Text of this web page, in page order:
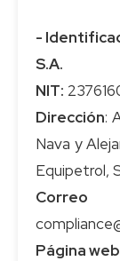
-
S.A.
NIT:
Dirección:
Nava y
Página